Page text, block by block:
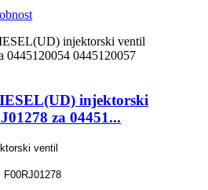
injektorski
za 04451...
ventil